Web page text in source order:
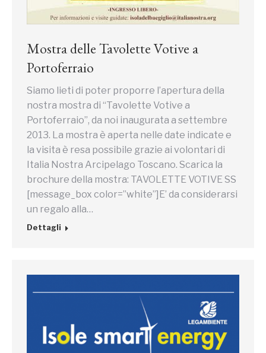
Mostra delle Tavolette Votive a
Portoferraio
Siamo lieti di poter proporre l’apertura della
nostra mostra di “Tavolette Votive a
Portoferraio”, da noi inaugurata a settembre
2013. La mostra è aperta nelle date indicate e
la visita è resa possibile grazie ai volontari di
Italia Nostra Arcipelago Toscano. Scarica la
brochure della mostra: TAVOLETTE VOTIVE SS
[message_box color=”white”]E’ da considerarsi
un regalo alla…
Dettagli